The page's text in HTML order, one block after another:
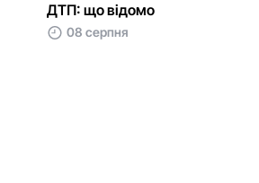
ДТП: що відомо
08 серпня